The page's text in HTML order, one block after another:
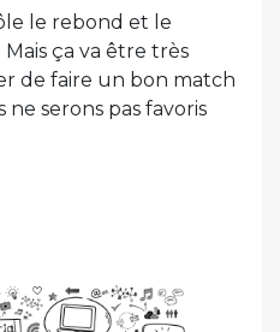
le rebond et le
ça va être très
de faire un bon match
serons pas favoris